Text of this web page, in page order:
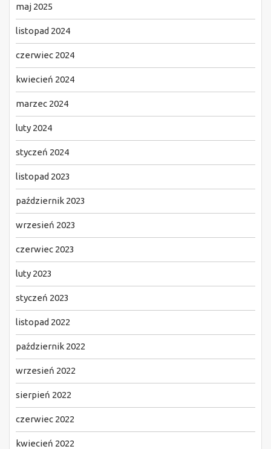
maj 2025
listopad 2024
czerwiec 2024
kwiecień 2024
marzec 2024
luty 2024
styczeń 2024
listopad 2023
październik 2023
wrzesień 2023
czerwiec 2023
luty 2023
styczeń 2023
listopad 2022
październik 2022
wrzesień 2022
sierpień 2022
czerwiec 2022
kwiecień 2022